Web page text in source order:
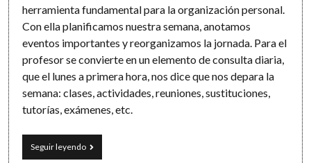
herramienta fundamental para la organización personal.
Con ella planificamos nuestra semana, anotamos
eventos importantes y reorganizamos la jornada. Para el
profesor se convierte en un elemento de consulta diaria,
que el lunes a primera hora, nos dice que nos depara la
semana: clases, actividades, reuniones, sustituciones,
tutorías, exámenes, etc.
Seguir leyendoGestión
de